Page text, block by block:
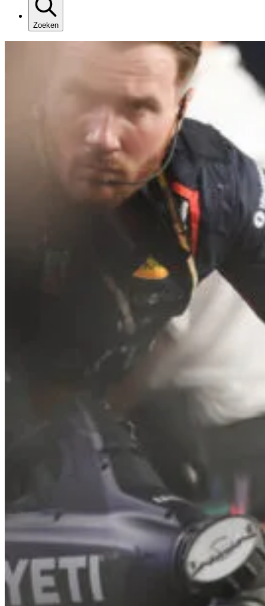
Zoeken